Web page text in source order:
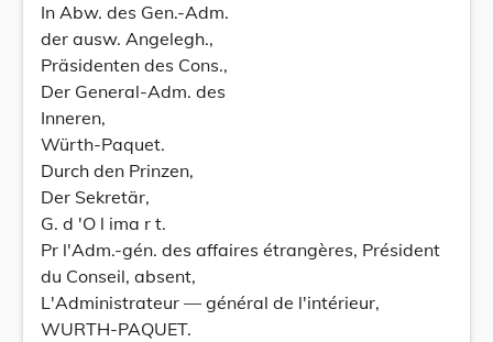
In Abw. des Gen.-Adm.
der ausw. Angelegh.,
Präsidenten des Cons.,
Der General-Adm. des
Inneren,
Würth-Paquet.
Durch den Prinzen,
Der Sekretär,
G. d 'O l ima r t.
Pr l'Adm.-gén. des affaires étrangères, Président
du Conseil, absent,
L'Administrateur — général de l'intérieur,
WURTH-PAQUET.